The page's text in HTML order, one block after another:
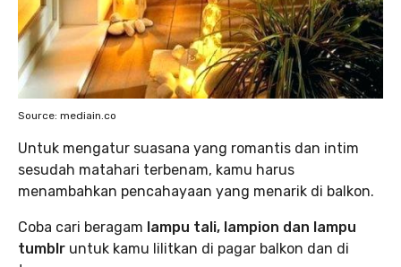
Source: mediain.co
Untuk mengatur suasana yang romantis dan intim
sesudah matahari terbenam, kamu harus
menambahkan pencahayaan yang menarik di balkon.
Coba cari beragam lampu tali, lampion dan lampu
tumblr untuk kamu lilitkan di pagar balkon dan di